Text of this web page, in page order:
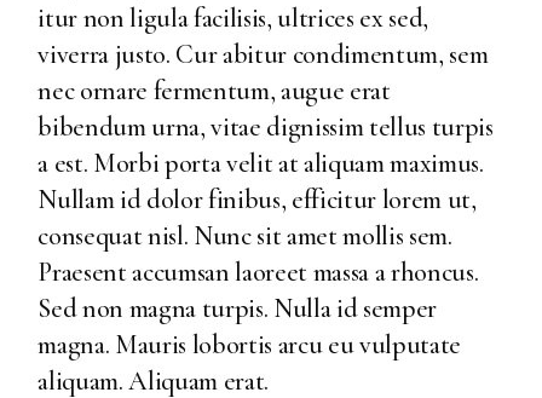
itur non ligula facilisis, ultrices ex sed,
viverra justo. Cur abitur condimentum, sem
nec ornare fermentum, augue erat
bibendum urna, vitae dignissim tellus turpis
a est. Morbi porta velit at aliquam maximus.
Nullam id dolor finibus, efficitur lorem ut,
consequat nisl. Nunc sit amet mollis sem.
Praesent accumsan laoreet massa a rhoncus.
Sed non magna turpis. Nulla id semper
magna. Mauris lobortis arcu eu vulputate
aliquam. Aliquam erat.